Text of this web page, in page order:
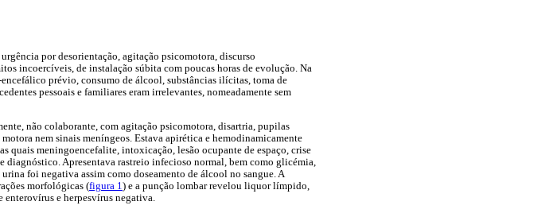
por desorientação, agitação psicomotora, discurso
incoercíveis, de instalação súbita com poucas horas de evolução. Na
prévio, consumo de álcool, substâncias ilícitas, toma de
pessoais e familiares eram irrelevantes, nomeadamente sem
não colaborante, com agitação psicomotora, disartria, pupilas
nem sinais meníngeos. Estava apirética e hemodinamicamente
quais meningoencefalite, intoxicação, lesão ocupante de espaço, crise
Apresentava rastreio infecioso normal, bem como glicémia,
foi negativa assim como doseamento de álcool no sangue. A
morfológicas (figura 1 ) e a punção lombar revelou liquor límpido,
e herpesvírus negativa.